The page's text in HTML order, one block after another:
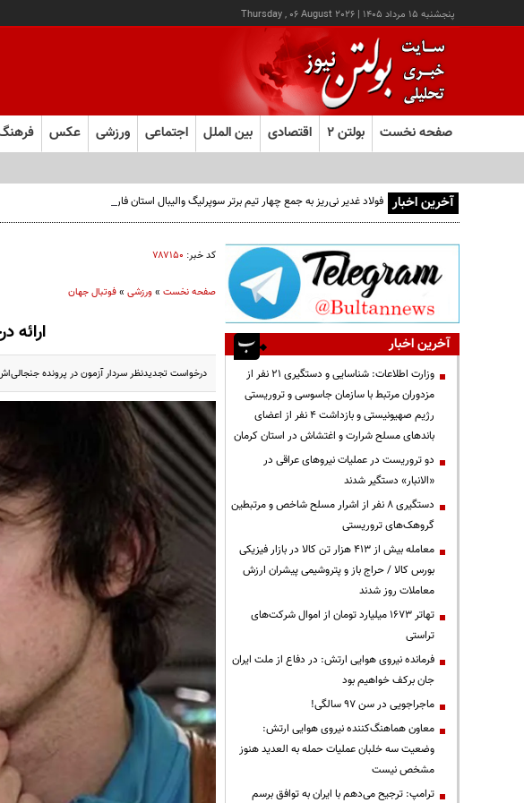
پنجشنبه ۱۵ مرداد ۱۴۰۵ |
Thursday , 06 August 2026
صفحه نخست بولتن ۲ اقتصادی بین الملل اجتماعی ورزشی عکس
آخرین اخبار فولاد غدیر نی‌ریز به جمع چهار تیم برتر سوپرلیگ والیبال استان فارس صعود کرد
کد خبر: ۷۸۷۱۵۰
صفحه نخست»ورزشی»فوتبال جهان
ارائه
درخواست تجدیدنظر سردار آزمون در پرونده
آخرین اخبار
وزارت اطلاعات: شناسایی و دستگیری ۲۱ نفر از
مزدوران مرتبط با سازمان جاسوسی و تروریستی
رژیم صهیونیستی و بازداشت ۴ نفر از اعضای
باندهای مسلح شرارت و اغتشاش در استان کرمان
دو تروریست در عملیات نیروهای عراقی در
«الانبار» دستگیر شدند
دستگیری ۸ نفر از اشرار مسلح شاخص و مرتبطین
گروهک‌های تروریستی
معامله بیش از ۴۱۳ هزار تن کالا در بازار فیزیکی
بورس کالا / حراج باز و پتروشیمی پیشران ارزش
معاملات روز شدند
تهاتر ۱۶۷۳ میلیارد تومان از اموال شرکت‌های
تراستی
فرمانده نیروی هوایی ارتش: در دفاع از ملت ایران
جان برکف خواهیم بود
ماجراجویی در سن ۹۷ سالگی!
معاون هماهنگ‌کننده نیروی هوایی ارتش:
وضعیت سه خلبان عملیات حمله به العدید هنوز
مشخص نیست
ترامپ: ترجیح می‌دهم با ایران به توافق برسم